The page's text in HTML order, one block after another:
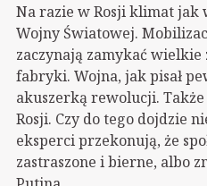
Na razie w Rosji klimat jak
Wojny Światowej.
zaczynają zamykać
fabryki. Wojna, jak pisał
akuszerką rewolucji.
Rosji. Czy do tego dojdzie
eksperci przekonują, że
zastraszone i bierne, albo